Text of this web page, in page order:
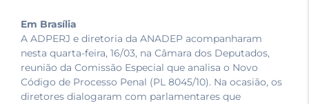
Em Brasília
A ADPERJ e diretoria da ANADEP acompanharam
nesta quarta-feira, 16/03, na Câmara dos Deputados,
reunião da Comissão Especial que analisa o Novo
Código de Processo Penal (PL 8045/10). Na ocasião, os
diretores dialogaram com parlamentares que